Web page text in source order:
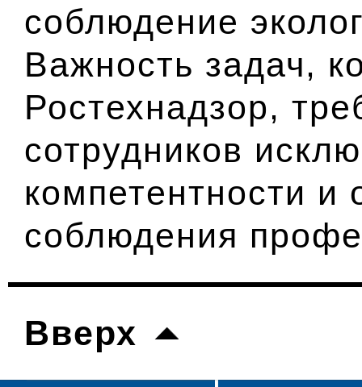
соблюдение
Важность задач,
Ростехнадзор,
сотрудников
компетентности и
соблюдения
Вверх